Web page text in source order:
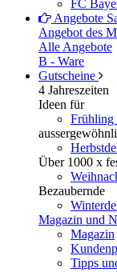
FC
Angebote
Angebot des
Alle Angebote
B - Ware
Gutscheine
4 Jahreszeiten
Ideen für
Frühling
Über 1000 x
Bezaubernde
Magazin und
Magazin
Tipps